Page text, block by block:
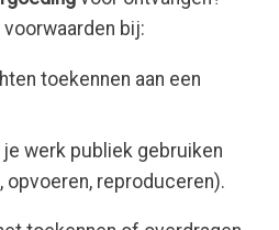
voorwaarden bij:
toekennen aan een
werk publiek gebruiken
opvoeren, reproduceren).